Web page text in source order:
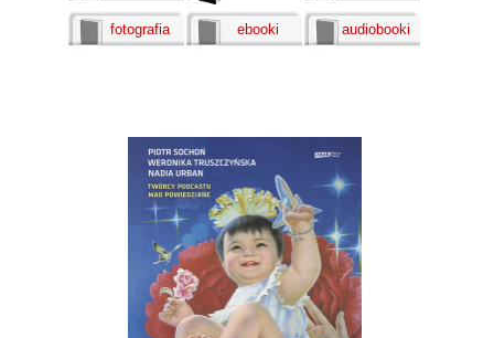
fotografia ebooki audiobooki